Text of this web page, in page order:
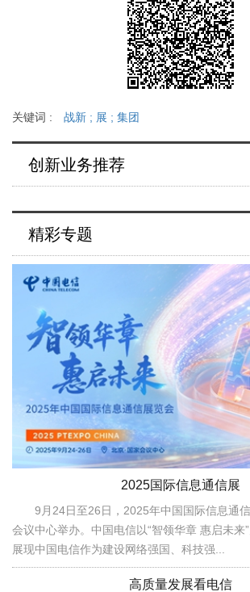
关键词 : 战新 ; 展 ; 集团
创新业务推荐
精彩专题
2025国际信息通信展
9月24日至26日，2025年中国国际信息通
会议中心举办。中国电信以“智领华章 惠启未来
展现中国电信作为建设网络强国、科技强...
高质量发展看电信